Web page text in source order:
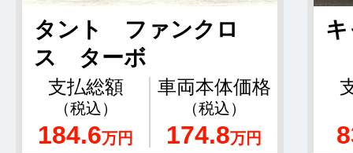
タント ファンクロ
ス ターボ
支払総額
（税込）
184.6万円
車両本体価格
（税込）
174.8万円